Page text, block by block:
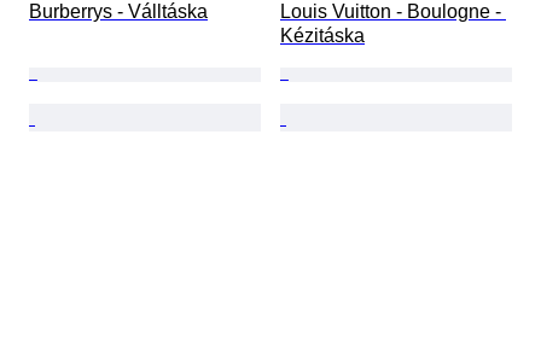
Burberrys - Válltáska
Louis Vuitton - Boulogne -
Kézitáska